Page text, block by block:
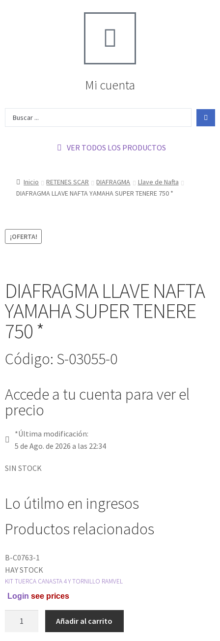
Mi cuenta
VER TODOS LOS PRODUCTOS
Inicio RETENES SCAR DIAFRAGMA
Llave de Nafta
DIAFRAGMA LLAVE NAFTA YAMAHA SUPER TENERE 750 *
¡OFERTA!
DIAFRAGMA LLAVE NAFTA
YAMAHA SUPER TENERE
750 *
Código: S-03055-0
Accede a tu cuenta para ver el
precio
*Última modificación:
5 de Ago. de 2026 a las 22:34
SIN STOCK
Lo útilmo en ingresos
Productos relacionados
B-C0763-1
HAY STOCK
KIT TUERCA CANASTA 4 Y TORNILLO RAMVEL
Login see prices
Añadir al carrito